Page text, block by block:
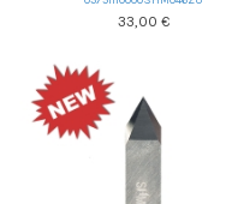
33,00 €